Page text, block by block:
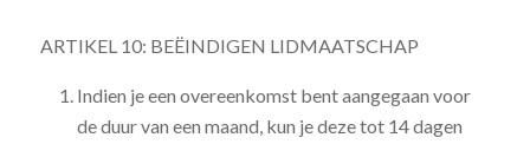
ARTIKEL 10: BEËINDIGEN LIDMAATSCHAP
Indien je een overeenkomst bent aangegaan voor
de duur van een maand, kun je deze tot 14 dagen